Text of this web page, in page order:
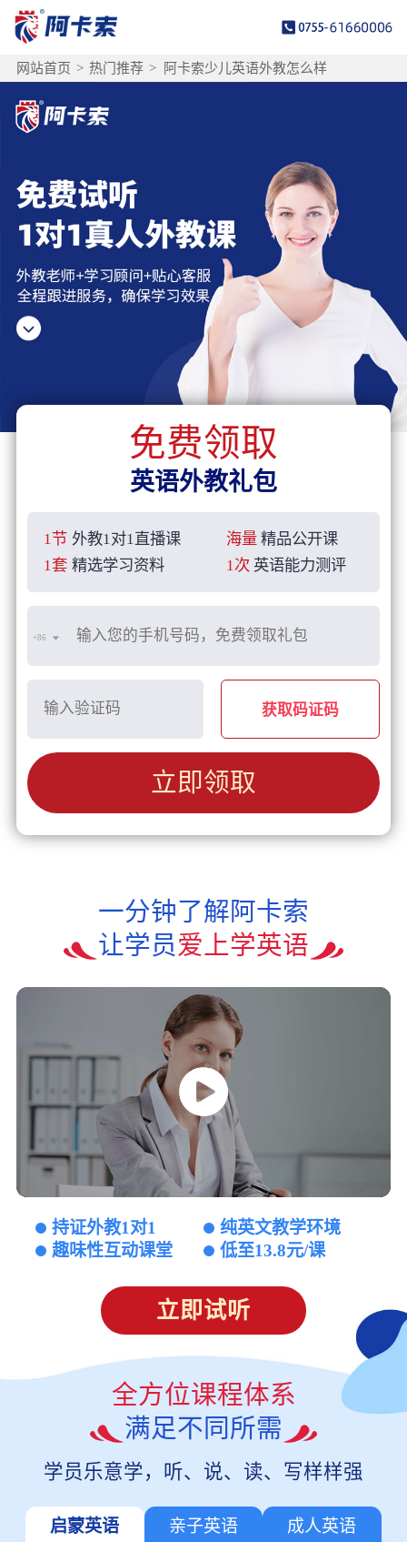
网站首页 > 热门推荐 > 阿卡索少儿英语外教怎么样
免费领取
英语外教礼包
1节 外教1对1直播课 海量 精品公开课
1套 精选学习资料 1次 英语能力测评
+86
获取码证码
立即领取
一分钟了解阿卡索
让学员爱上学英语
持证外教1对1
纯英文教学环境
趣味性互动课堂
低至13.8元/课
立即试听
全方位课程体系
满足不同所需
学员乐意学，听、说、读、写样样强
启蒙英语 亲子英语 成人英语